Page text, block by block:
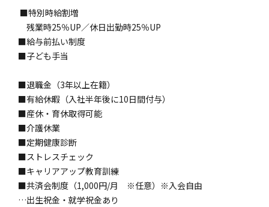
■特別時給割増
残業時25％UP／休日出勤時25％UP
■給与前払い制度
■子ども手当
■退職金（3年以上在籍）
■有給休暇（入社半年後に10日間付与）
■産休・育休取得可能
■介護休業
■定期健康診断
■ストレスチェック
■キャリアアップ教育訓練
■共済会制度（1,000円/月 ※任意）※入会自由
…出生祝金・就学祝金あり